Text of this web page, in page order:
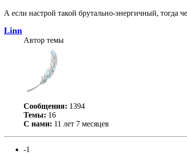
А если настрой такой брутально-энергичный, тогда
Linn
Автор темы
Сообщения: 1394
Темы: 16
С нами: 11 лет 7 месяцев
-1